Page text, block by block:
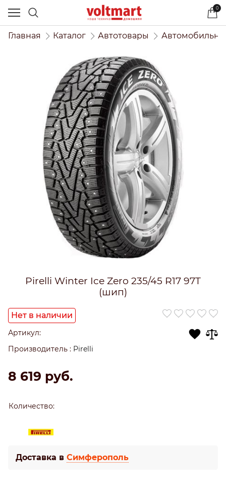
0
Главная Каталог Автотовары
Pirelli Winter Ice Zero 235/45 R17 97T
(шип)
Нет в наличии
Артикул:
Производитель : Pirelli
8 619 руб.
Количество:
Доставка в Симферополь